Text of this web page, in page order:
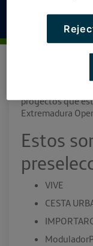
El pasado 7 de
abrió su VIII
de startups, la
proyectos que
Extremadura
Estos
VIVE
CESTA